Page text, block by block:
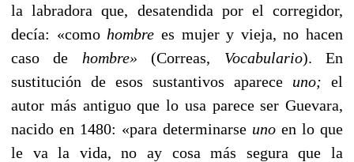
la labradora que, desatendida por el corregidor,
decía: «como hombre es mujer y vieja, no hacen
caso de hombre»(Correas, Vocabulario).
En
sustitución de esos sustantivos aparece uno; el
autor más antiguo que lo usa parece ser Guevara,
nacido en 1480: «para determinarse uno en lo que
le va la vida, no ay cosa más segura que la